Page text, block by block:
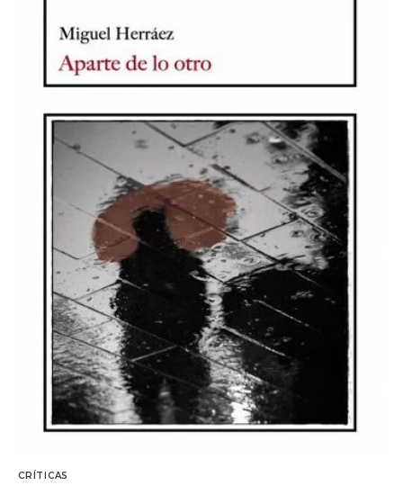
CRÍTICAS